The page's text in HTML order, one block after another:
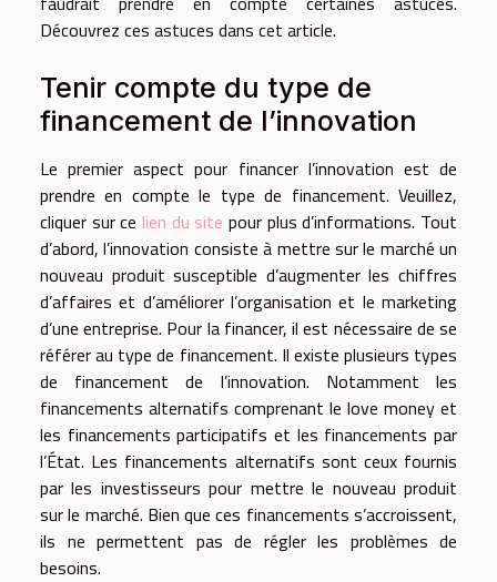
Découvrez ces astuces dans cet article.
Tenir compte du type de
financement de l’innovation
Le premier aspect pour financer l’innovation est de
prendre en compte le type de financement. Veuillez,
cliquer sur ce lien du site pour plus d’informations. Tout
d’abord, l’innovation consiste à mettre sur le marché un
nouveau produit susceptible d’augmenter les chiffres
d’affaires et d’améliorer l’organisation et le marketing
d’une entreprise. Pour la financer, il est nécessaire de se
référer au type de financement. Il existe plusieurs types
de financement de l’innovation. Notamment les
financements alternatifs comprenant le love money et
les financements participatifs et les financements par
l’État. Les financements alternatifs sont ceux fournis
par les investisseurs pour mettre le nouveau produit
sur le marché. Bien que ces financements s’accroissent,
ils ne permettent pas de régler les problèmes de
besoins.